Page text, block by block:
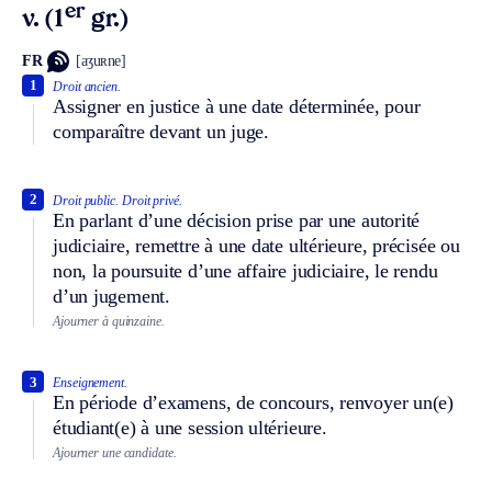
v. (1er gr.)
FR [aʒuʀne]
Droit ancien.
Assigner en justice à une date déterminée, pour
comparaître devant un juge.
1
Droit public. Droit privé.
En parlant d’une décision prise par une autorité
judiciaire, remettre à une date ultérieure, précisée ou
non, la poursuite d’une affaire judiciaire, le rendu
d’un jugement.
2
Ajourner à quinzaine.
Enseignement.
En période d’examens, de concours, renvoyer un(e)
étudiant(e) à une session ultérieure.
3
Ajourner une candidate.